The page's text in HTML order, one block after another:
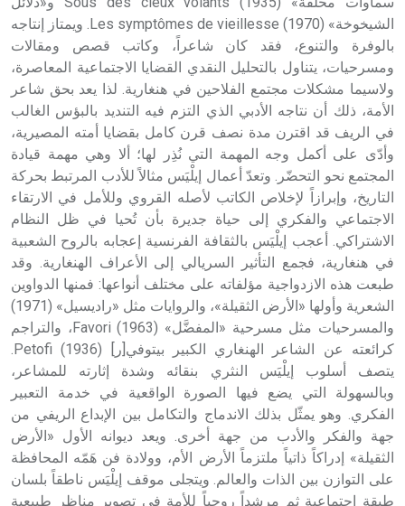
الشيخوخة» (1970) Les symptômes de vieillesse. ويمتاز إنتاجه
بالوفرة والتنوع، فقد كان شاعراً، وكاتب قصص ومقالات
ومسرحيات، يتناول بالتحليل النقدي القضايا الاجتماعية المعاصرة،
ولاسيما مشكلات مجتمع الفلاحين في هنغارية. لذا يعد بحق شاعر
الأمة، ذلك أن نتاجه الأدبي الذي التزم فيه التنديد بالبؤس الغالب
في الريف قد اقترن مدة نصف قرن كامل بقضايا أمته المصيرية،
وأدّى على أكمل وجه المهمة التي نُذِر لها؛ ألا وهي مهمة قيادة
المجتمع نحو التحضّر. وتعدّ أعمال إيلْيَس مثالاً للأدب المرتبط بحركة
التاريخ، وإبرازاً لإخلاص الكاتب لأصله القروي وللأمل في الارتقاء
الاجتماعي والفكري إلى حياة جديرة بأن تُحيا في ظل النظام
الاشتراكي. أعجب إيلْيَس بالثقافة الفرنسية إعجابه بالروح الشعبية
في هنغارية، فجمع التأثير السريالي إلى الأعراف الهنغارية. وقد
طبعت هذه الازدواجية مؤلفاته على مختلف أنواعها: فمنها الدواوين
الشعرية وأولها «الأرض الثقيلة»، والروايات مثل «راديسيل» (1971)
والمسرحيات مثل مسرحية «المفضَّل» (1963) Favori، والتراجم
كرائعته عن الشاعر الهنغاري الكبير بيتوفي[ر] (1936) Petofi.
يتصف أسلوب إيلْيَس النثري بنقائه وشدة إثارته للمشاعر،
وبالسهولة التي يضع فيها الصورة الواقعية في خدمة التعبير
الفكري. وهو يمثّل بذلك الاندماج والتكامل بين الإبداع الريفي من
جهة والفكر والأدب من جهة أخرى. ويعد ديوانه الأول «الأرض
الثقيلة» إدراكاً ذاتياً ملتزماً الأرض الأم، وولادة فن هَمّه المحافظة
على التوازن بين الذات والعالم. ويتجلى موقف إيلْيَس ناطقاً بلسان
طبقة اجتماعية ثم مرشداً روحياً للأمة في تصوير مناظر طبيعية